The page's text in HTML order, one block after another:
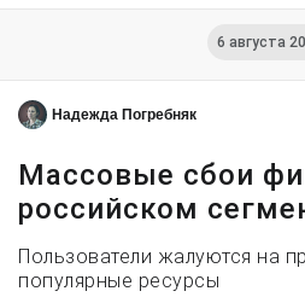
6 августа
Надежда Погребняк
Массовые сбои
российском
Пользователи жалуются на
популярные ресурсы